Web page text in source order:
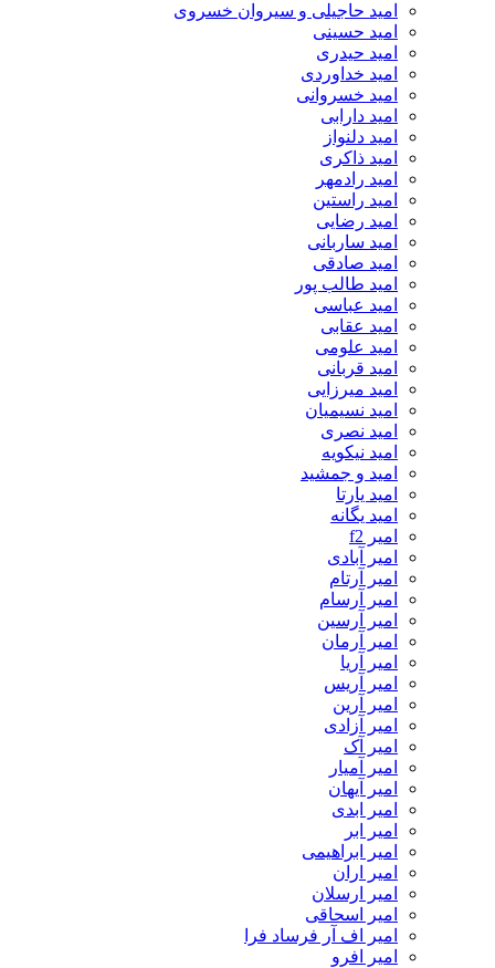
امید حاجیلی و سیروان خسروی
امید حسینی
امید حیدری
امید خداوردی
امید خسروانی
امید دارابی
امید دلنواز
امید ذاکری
امید رادمهر
امید راستین
امید رضایی
امید ساربانی
امید صادقی
امید طالب پور
امید عباسی
امید عقابی
امید علومی
امید قربانی
امید میرزایی
امید نسیمیان
امید نصری
امید نیکویه
امید و جمشید
امید یارتا
امید یگانه
امیر f2
امیر آبادی
امیر آرتام
امیر آرسام
امیر آرسین
امیر آرمان
امیر آریا
امیر آریس
امیر آرین
امیر آزادی
امیر آک
امیر آمیار
امیر آیهان
امیر ابدی
امیر ابر
امیر ابراهیمی
امیر اران
امیر ارسلان
امیر اسحاقی
امیر اف آر فرساد فرا
امیر افرو